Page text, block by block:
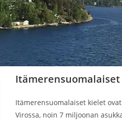
Itämerensuomalaiset kielet
Virossa, noin 7 miljoonan